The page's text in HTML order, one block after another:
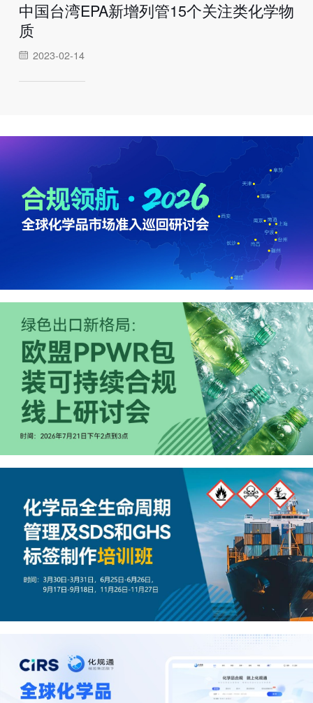
中国台湾EPA新增列管15个关注类化学物
质
2023-02-14